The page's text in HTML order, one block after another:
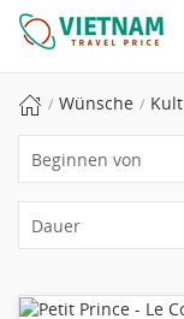
Wünsche